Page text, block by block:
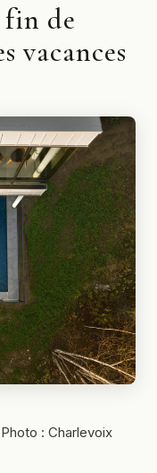
de
vacances
: Charlevoix